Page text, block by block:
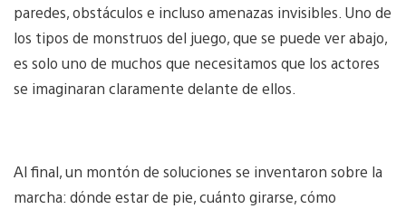
paredes, obstáculos e incluso amenazas invisibles. Uno de
los tipos de monstruos del juego, que se puede ver abajo,
es solo uno de muchos que necesitamos que los actores
se imaginaran claramente delante de ellos.
Al final, un montón de soluciones se inventaron sobre la
marcha: dónde estar de pie, cuánto girarse, cómo